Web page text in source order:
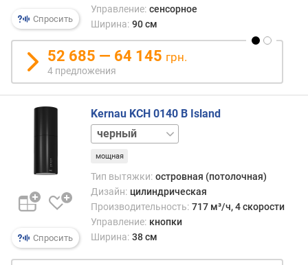
о
в
е
н
ь
ш
Б
к
л
и
Спросить
Управление: сенсорное
Ширина: 90 см
52 685 — 64 145 грн.
4 предложения
Спросить
Kernau KCH 0140 B Island
нержавейка
мощная
Тип вытяжки: островная (потолочная)
Дизайн: цилиндрическая
Производительность: 717 м³/ч, 4 скорости
Управление: кнопки
Ширина: 38 см